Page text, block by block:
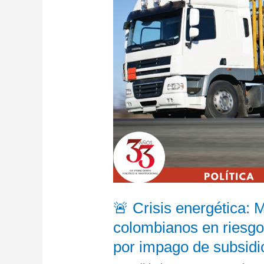
🚨 Crisis energética:
colombianos en
por impago de
colombianos
en
riesgo
de
volver
a
cocinar
con
leña
por
impago
de
subsidios
al